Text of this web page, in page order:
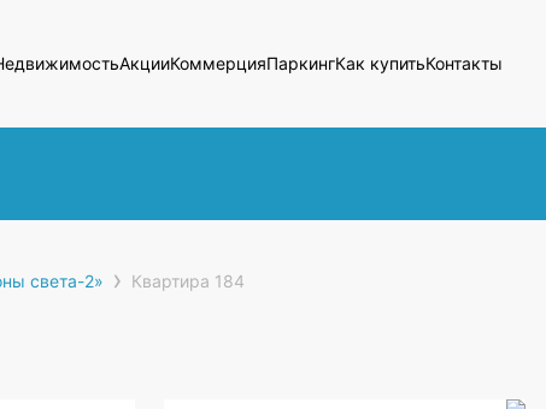
АкцииКоммерцияПаркингКак купитьКонтакты
света-2» › Квартира 184